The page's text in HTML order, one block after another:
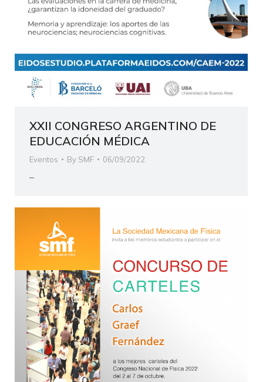
XXII CONGRESO ARGENTINO DE
EDUCACIÓN MÉDICA
Eventos By SMF 06/09/2022
–